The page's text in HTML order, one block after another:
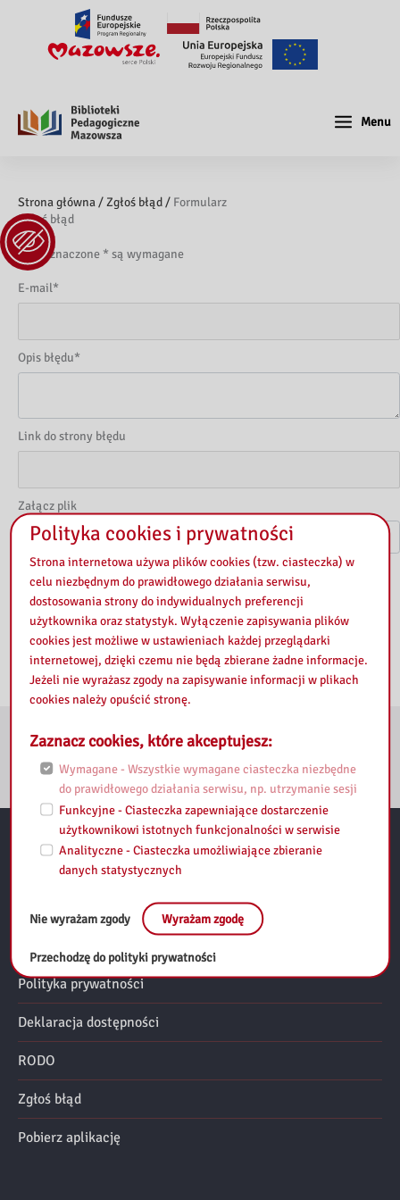
Menu
Strona główna /Zgłoś błąd / Formularz
Zgłoś błąd
Pola oznaczone * są wymagane
E-mail*
Opis błędu*
Link do strony błędu
Załącz plik
Klauzula RODO*
Zapoznałem się z klauzulą RODOZobacz więcej
E-usługi
Przydatne linki:
Polityka prywatności
Deklaracja dostępności
RODO
Zgłoś błąd
Pobierz aplikację
Polityka cookies i prywatności
Strona internetowa używa plików cookies (tzw. ciasteczka) w
celu niezbędnym do prawidłowego działania serwisu,
dostosowania strony do indywidualnych preferencji
użytkownika oraz statystyk. Wyłączenie zapisywania plików
cookies jest możliwe w ustawieniach każdej przeglądarki
internetowej, dzięki czemu nie będą zbierane żadne informacje.
Jeżeli nie wyrażasz zgody na zapisywanie informacji w plikach
cookies należy opuścić stronę.
Zaznacz cookies, które akceptujesz:
Wymagane - Wszystkie wymagane ciasteczka niezbędne
do prawidłowego działania serwisu, np. utrzymanie sesji
Funkcyjne - Ciasteczka zapewniające dostarczenie
użytkownikowi istotnych funkcjonalności w serwisie
Analityczne - Ciasteczka umożliwiające zbieranie
danych statystycznych
Nie wyrażam zgody Wyrażam zgodę
Przechodzę do polityki prywatności